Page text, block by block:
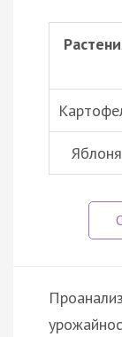
Яблоня